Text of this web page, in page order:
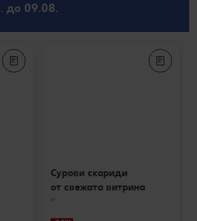
до 09.08.
Сурови скариди
от свежата витрина
кг